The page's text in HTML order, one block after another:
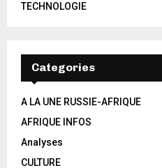
TECHNOLOGIE
Categories
A LA UNE RUSSIE-AFRIQUE
AFRIQUE INFOS
Analyses
CULTURE